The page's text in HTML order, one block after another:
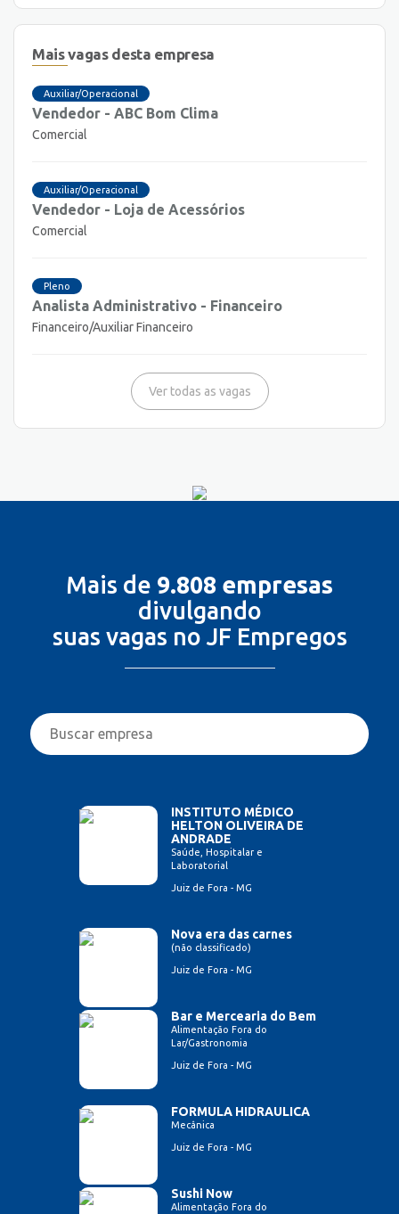
Mais vagas desta empresa
Auxiliar/Operacional
Vendedor - ABC Bom Clima
Comercial
Auxiliar/Operacional
Vendedor - Loja de Acessórios
Comercial
Pleno
Analista Administrativo - Financeiro
Financeiro/Auxiliar Financeiro
Ver todas as vagas
Mais de 9.808 empresas
divulgando
suas vagas no JF Empregos
INSTITUTO MÉDICO
HELTON OLIVEIRA DE
ANDRADE
Saúde, Hospitalar e
Laboratorial
Juiz de Fora - MG
Nova era das carnes
(não classificado)
Juiz de Fora - MG
Bar e Mercearia do Bem
Alimentação Fora do
Lar/Gastronomia
Juiz de Fora - MG
FORMULA HIDRAULICA
Mecânica
Juiz de Fora - MG
Sushi Now
Alimentação Fora do